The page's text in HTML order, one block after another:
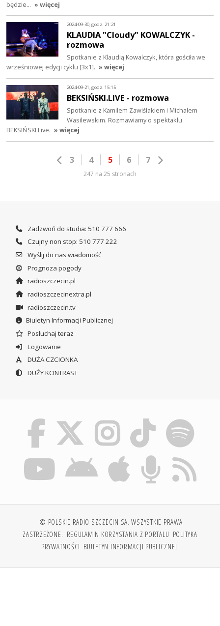
będzie... » więcej
2024-09-30, godz. 21:21
KLAUDIA "Cloudy" KOWALCZYK -
rozmowa
Spotkanie z Klaudią Kowalczyk, która gościła we
wrześniowej edycji cyklu [3x1]. » więcej
2024-09-21, godz. 15:15
BEKSIŃSKI.LIVE - rozmowa
Spotkanie z Kamilem Zawiślakiem i Michałem
Wasilewskim. Rozmawiamy o spektaklu
BEKSIŃSKI.Live. » więcej
3 4 5 6 7
247 na 25 stronach
Zadzwoń do studia: 510 777 666
Czujny non stop: 510 777 222
Wyślij do nas wiadomość
Prognoza pogody
radioszczecin.pl
radioszczecinextra.pl
radioszczecin.tv
Biuletyn Informacji Publicznej
Posłuchaj teraz
Logowanie
DUŻA CZCIONKA
DUŻY KONTRAST
© POLSKIE RADIO SZCZECIN SA. WSZYSTKIE PRAWA
ZASTRZEŻONE. REGULAMIN KORZYSTANIA Z PORTALU POLITYKA
PRYWATNOŚCI BIULETYN INFORMACJI PUBLICZNEJ